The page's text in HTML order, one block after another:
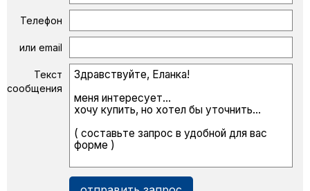
Телефон
или email
Текст
сообщения